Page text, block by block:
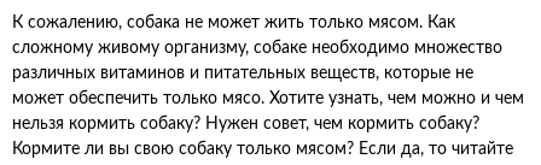
К сожалению, собака не может жить только мясом. Как
сложному живому организму, собаке необходимо множество
различных витаминов и питательных веществ, которые не
может обеспечить только мясо. Хотите узнать, чем можно и чем
нельзя кормить собаку? Нужен совет, чем кормить собаку?
Кормите ли вы свою собаку только мясом? Если да, то читайте